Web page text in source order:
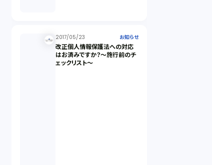
2017/05/23 お知らせ
改正個人情報保護法への対応
はお済みですか？～施行前のチ
ェックリスト～